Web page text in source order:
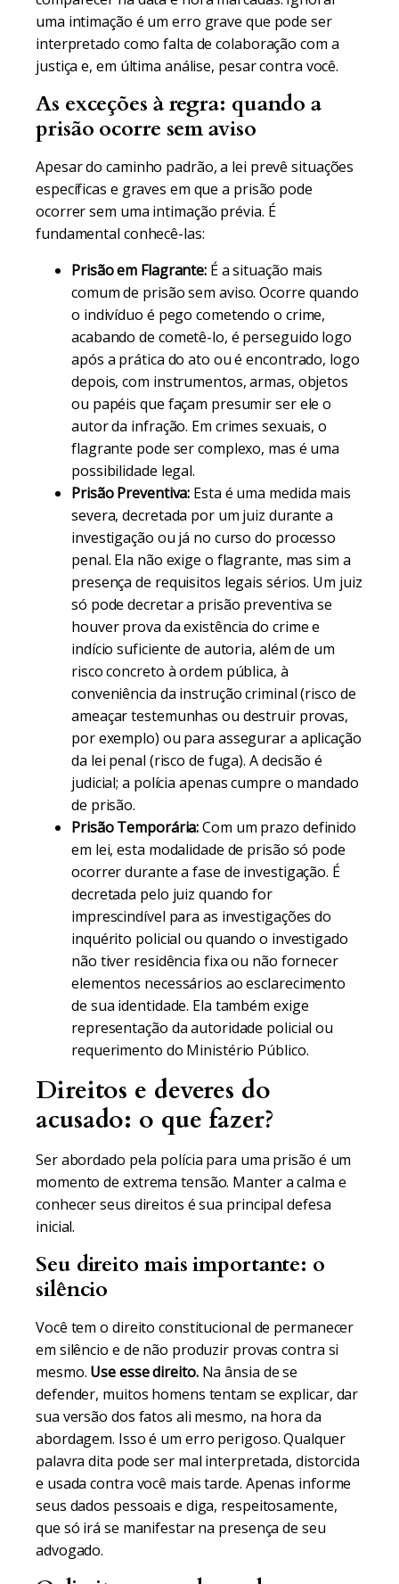
uma intimação é um erro grave que pode ser
interpretado como falta de colaboração com a
justiça e, em última análise, pesar contra você.
As exceções à regra: quando a
prisão ocorre sem aviso
Apesar do caminho padrão, a lei prevê situações
específicas e graves em que a prisão pode
ocorrer sem uma intimação prévia. É
fundamental conhecê-las:
Prisão em Flagrante: É a situação mais
comum de prisão sem aviso. Ocorre quando
o indivíduo é pego cometendo o crime,
acabando de cometê-lo, é perseguido logo
após a prática do ato ou é encontrado, logo
depois, com instrumentos, armas, objetos
ou papéis que façam presumir ser ele o
autor da infração. Em crimes sexuais, o
flagrante pode ser complexo, mas é uma
possibilidade legal.
Prisão Preventiva: Esta é uma medida mais
severa, decretada por um juiz durante a
investigação ou já no curso do processo
penal. Ela não exige o flagrante, mas sim a
presença de requisitos legais sérios. Um juiz
só pode decretar a prisão preventiva se
houver prova da existência do crime e
indício suficiente de autoria, além de um
risco concreto à ordem pública, à
conveniência da instrução criminal (risco de
ameaçar testemunhas ou destruir provas,
por exemplo) ou para assegurar a aplicação
da lei penal (risco de fuga). A decisão é
judicial; a polícia apenas cumpre o mandado
de prisão.
Prisão Temporária:Com um prazo definido
em lei, esta modalidade de prisão só pode
ocorrer durante a fase de investigação. É
decretada pelo juiz quando for
imprescindível para as investigações do
inquérito policial ou quando o investigado
não tiver residência fixa ou não fornecer
elementos necessários ao esclarecimento
de sua identidade. Ela também exige
representação da autoridade policial ou
requerimento do Ministério Público.
Direitos e deveres do
acusado: o que fazer?
Ser abordado pela polícia para uma prisão é um
momento de extrema tensão. Manter a calma e
conhecer seus direitos é sua principal defesa
inicial.
Seu direito mais importante: o
silêncio
Você tem o direito constitucional de permanecer
em silêncio e de não produzir provas contra si
mesmo. Use esse direito.Na ânsia de se
defender, muitos homens tentam se explicar, dar
sua versão dos fatos ali mesmo, na hora da
abordagem. Isso é um erro perigoso. Qualquer
palavra dita pode ser mal interpretada, distorcida
e usada contra você mais tarde. Apenas informe
seus dados pessoais e diga, respeitosamente,
que só irá se manifestar na presença de seu
advogado.